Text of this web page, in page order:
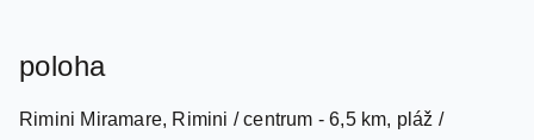
Rimini Miramare, Rimini / centrum - 6,5 km, pláž /